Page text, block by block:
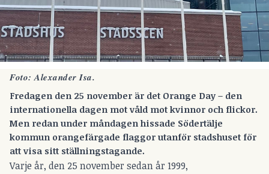
Foto: Alexander Isa.
Fredagen den 25 november är det Orange Day – den
internationella dagen mot våld mot kvinnor och flickor.
Men redan under måndagen hissade Södertälje
kommun orangefärgade flaggor utanför stadshuset för
att visa sitt ställningstagande.
Varje år, den 25 november sedan år 1999,